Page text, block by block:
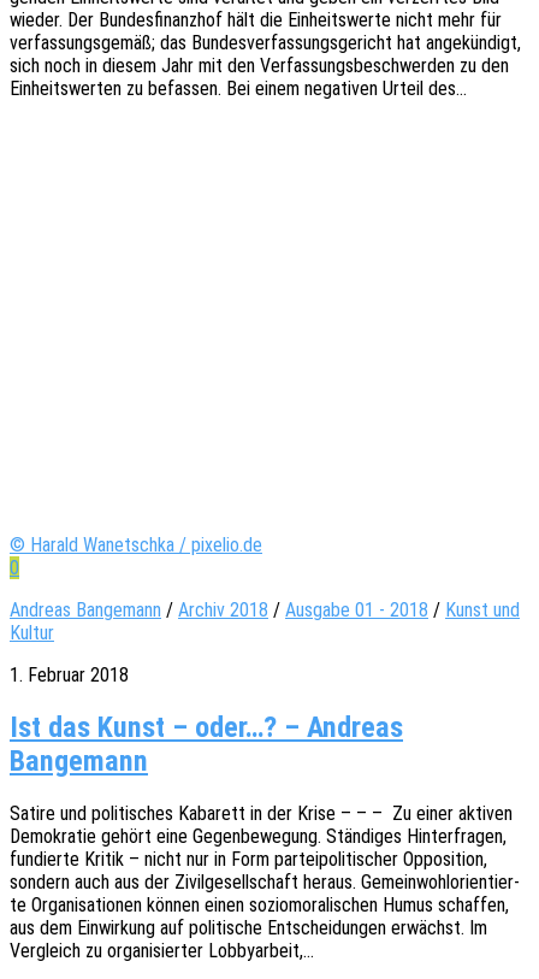
wieder. Der Bundes­fi­nanz­hof hält die Einheits­wer­te nicht mehr für
verfas­sungs­ge­mäß; das Bundes­ver­fas­sungs­ge­richt hat ange­kün­digt,
sich noch in diesem Jahr mit den Verfas­sungs­be­schwer­den zu den
Einheits­wer­ten zu befas­sen. Bei einem nega­ti­ven Urteil des…
© Harald Wanetschka / pixelio.de
0
Andreas Bangemann / Archiv 2018 / Ausgabe 01 - 2018 / Kunst und
Kultur
1. Februar 2018
Ist das Kunst – oder…? – Andreas
Bangemann
Satire und poli­ti­sches Kaba­rett in der Krise – – – Zu einer akti­ven
Demo­kra­tie gehört eine Gegen­be­we­gung. Stän­di­ges Hinter­fra­gen,
fundier­te Kritik – nicht nur in Form partei­po­li­ti­scher Oppo­si­ti­on,
sondern auch aus der Zivil­ge­sell­schaft heraus. Gemein­wohl­ori­en­tier­
te Orga­ni­sa­tio­nen können einen sozio­mo­ra­li­schen Humus schaf­fen,
aus dem Einwir­kung auf poli­ti­sche Entschei­dun­gen erwächst. Im
Vergleich zu orga­ni­sier­ter Lobbyarbeit,…